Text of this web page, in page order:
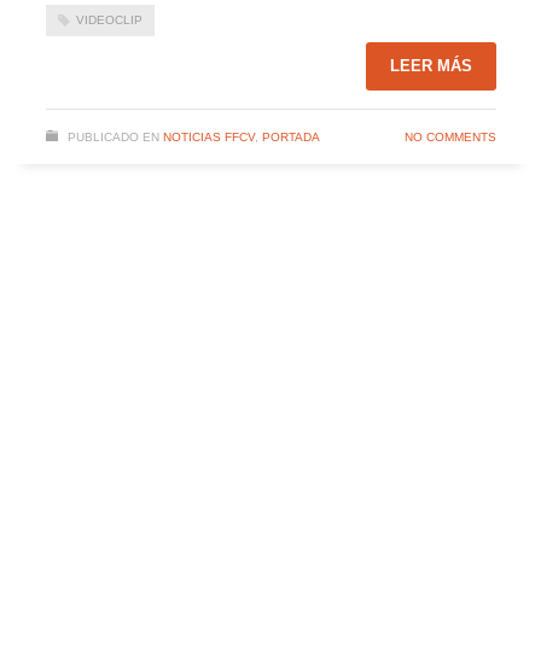
VIDEOCLIP
LEER MÁS
PUBLICADO EN NOTICIAS FFCV, PORTADA NO COMMENTS